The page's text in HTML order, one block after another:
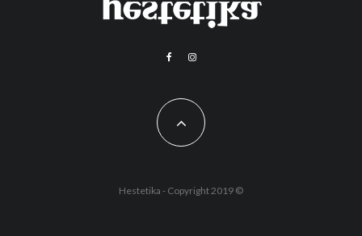
Hestetika - Copyright 2019 ©